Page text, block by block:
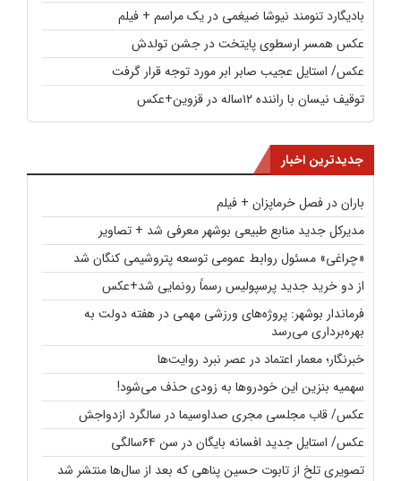
بادیگارد تنومند نیوشا ضیغمی در یک مراسم + فیلم
عکس همسر ارسطوی پایتخت در جشن تولدش
عکس/ استایل عجیب صابر ابر مورد توجه قرار گرفت
توقیف نیسان با راننده ۱۲ساله در قزوین+عکس
جدیدترین اخبار
باران در فصل خرماپزان + فیلم
مدیرکل جدید منابع طبیعی بوشهر معرفی شد + تصاویر
«چراغی» مسئول روابط عمومی توسعه پتروشیمی کنگان شد
از دو خرید جدید پرسپولیس رسماً رونمایی شد+عکس
فرماندار بوشهر: پروژه‌های ورزشی مهمی در هفته دولت به
بهره‌برداری می‌رسد
خبرنگار؛ معمار اعتماد در عصر نبرد روایت‌ها
سهمیه بنزین این خودروها به زودی حذف می‌شود!
عکس/ قاب مجلسی مجری صداوسیما در سالگرد ازدواجش
عکس/ استایل جدید افسانه بایگان در سن ۶۴سالگی
تصویری تلخ از تابوت حسین پناهی که بعد از سال‌ها منتشر شد